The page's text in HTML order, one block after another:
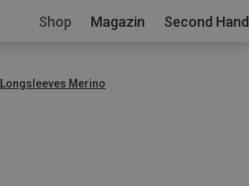
Shop Magazin Second Hand
Longsleeves Merino